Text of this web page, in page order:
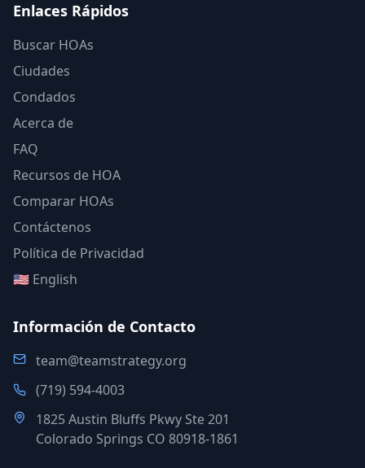
Enlaces Rápidos
Buscar HOAs
Ciudades
Condados
Acerca de
FAQ
Recursos de HOA
Comparar HOAs
Contáctenos
Política de Privacidad
🇺🇸 English
Información de Contacto
team@teamstrategy.org
(719) 594-4003
1825 Austin Bluffs Pkwy Ste 201
Colorado Springs CO 80918-1861